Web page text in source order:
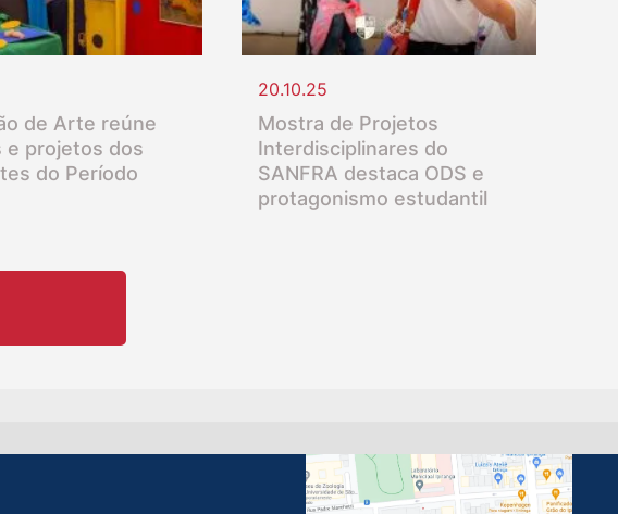
de Arte reúne
e projetos dos
do Período
20.10.25
Mostra de Projetos
Interdisciplinares do
SANFRA destaca ODS e
protagonismo estudantil